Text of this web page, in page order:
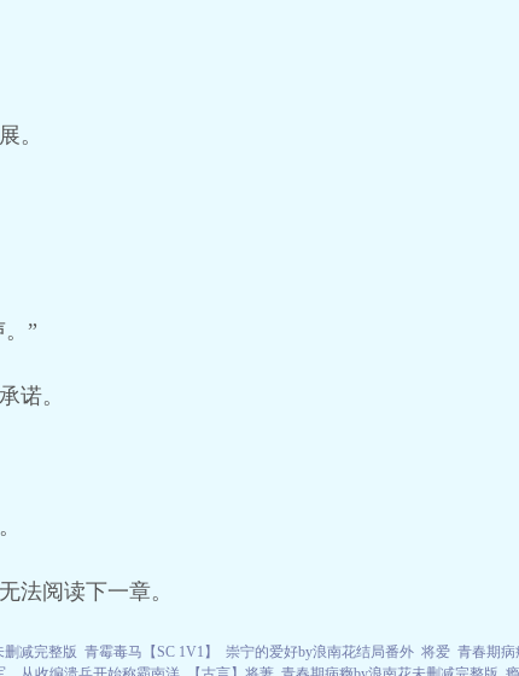
。
”
诺。
法阅读下一章。
删减完整版 青霉毒马【SC 1V1】 崇宁的爱好by浪南花结局番外 将爱 青春期病